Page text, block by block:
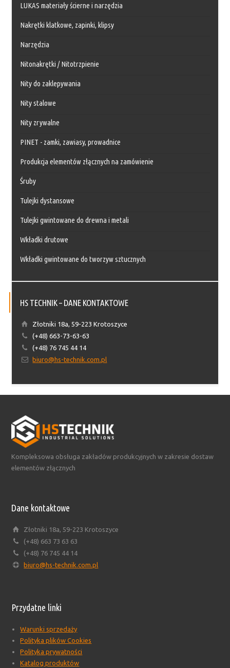
LUKAS materiały ścierne i narzędzia
Nakrętki klatkowe, zapinki, klipsy
Narzędzia
Nitonakrętki / Nitotrzpienie
Nity do zaklepywania
Nity stalowe
Nity zrywalne
PINET - zamki, zawiasy, prowadnice
Produkcja elementów złącznych na zamówienie
Śruby
Tulejki dystansowe
Tulejki gwintowane do drewna i metali
Wkładki drutowe
Wkładki gwintowane do tworzyw sztucznych
HS TECHNIK – DANE KONTAKTOWE
Złotniki 18a, 59-223 Krotoszyce
(+48) 663-73-63-63
(+48) 76 745 44 14
biuro@hs-technik.com.pl
Kompleksowa obsługa zakładów produkcyjnych w zakresie dostaw
elementów złącznych
Dane kontaktowe
Złotniki 18a, 59-223 Krotoszyce
(+48) 663 73 63 63
(+48) 76 745 44 14
biuro@hs-technik.com.pl
Przydatne linki
Warunki sprzedaży
Polityka plików Cookies
Polityka prywatności
Katalog produktów